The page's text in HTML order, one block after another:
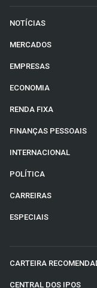
NOTÍCIAS
MERCADOS
EMPRESAS
ECONOMIA
RENDA FIXA
FINANÇAS PESSOAIS
INTERNACIONAL
POLÍTICA
CARREIRAS
ESPECIAIS
CARTEIRA
CENTRAL DOS IPOS